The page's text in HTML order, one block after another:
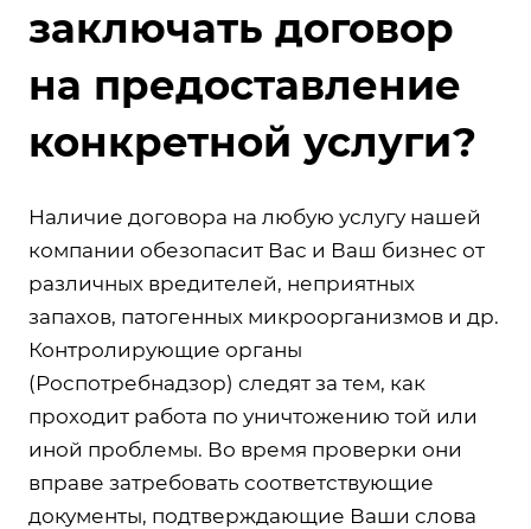
заключать договор
на предоставление
конкретной услуги?
Наличие договора на любую услугу нашей
компании обезопасит Вас и Ваш бизнес от
различных вредителей, неприятных
запахов, патогенных микроорганизмов и др.
Контролирующие органы
(Роспотребнадзор) следят за тем, как
проходит работа по уничтожению той или
иной проблемы. Во время проверки они
вправе затребовать соответствующие
документы, подтверждающие Ваши слова